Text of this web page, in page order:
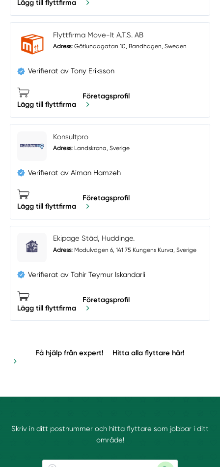
Lägg till flyttfirma
Flyttfirma Move-It A.T.S. AB
Adress: Götlundagatan 10, Bandhagen, Sweden
Verifierat av Tony Eriksson
Lägg till flyttfirma
Företagsprofil
Konsultpro
Adress: Landskrona, Sverige
Verifierat av Aiman Hamzeh
Lägg till flyttfirma
Företagsprofil
Ekipage Städ, Huddinge.
Adress: Modulvägen 6, 141 75 Kungens Kurva, Sverige
Verifierat av Tahir Teymur Iskandarli
Lägg till flyttfirma
Företagsprofil
Få hjälp från expert! Hitta alla flyttare här!
Skriv in ditt postnummer och hitta flyttare som jobbar i ditt
område!